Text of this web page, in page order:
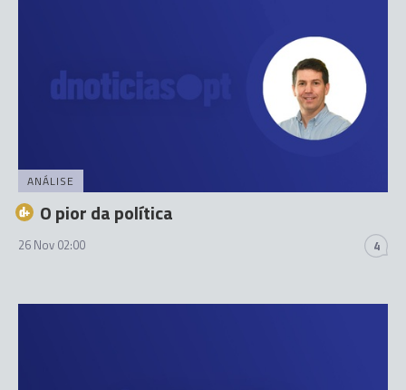
ANÁLISE
O pior da política
26 Nov 02:00 4